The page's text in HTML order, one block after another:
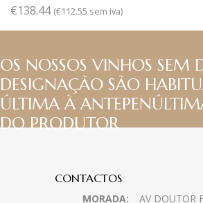
€138.44 (€112.55 sem iva)
OS NOSSOS VINHOS SEM
DESIGNAÇÃO SÃO
ÚLTIMA À
DO PRODUTOR
CONTACTOS
MORADA:
AV DOUTOR